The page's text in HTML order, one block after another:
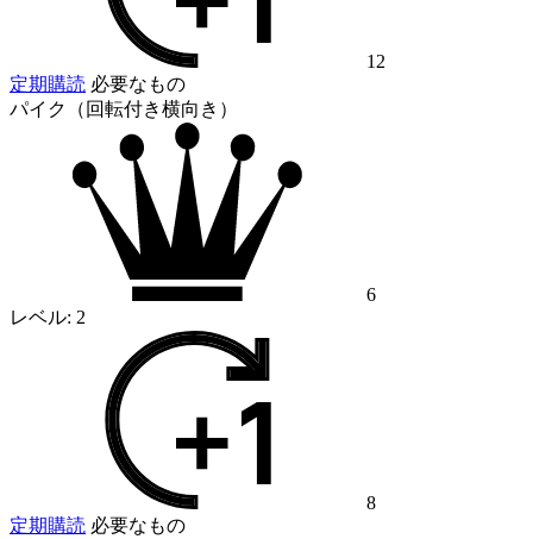
12
定期購読 必要なもの
パイク（回転付き横向き）
6
レベル: 2
8
定期購読 必要なもの